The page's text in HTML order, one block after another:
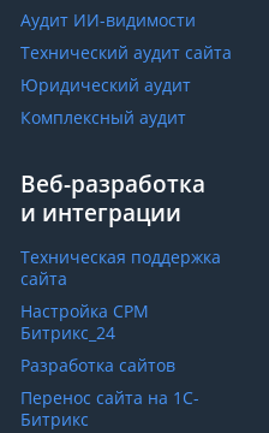
Аудит ИИ-видимости
Технический аудит сайта
Юридический аудит
Комплексный аудит
Веб-разработка
и интеграции
Техническая поддержка
сайта
Настройка СРМ
Битрикс_24
Разработка сайтов
Перенос сайта на 1С-
Битрикс